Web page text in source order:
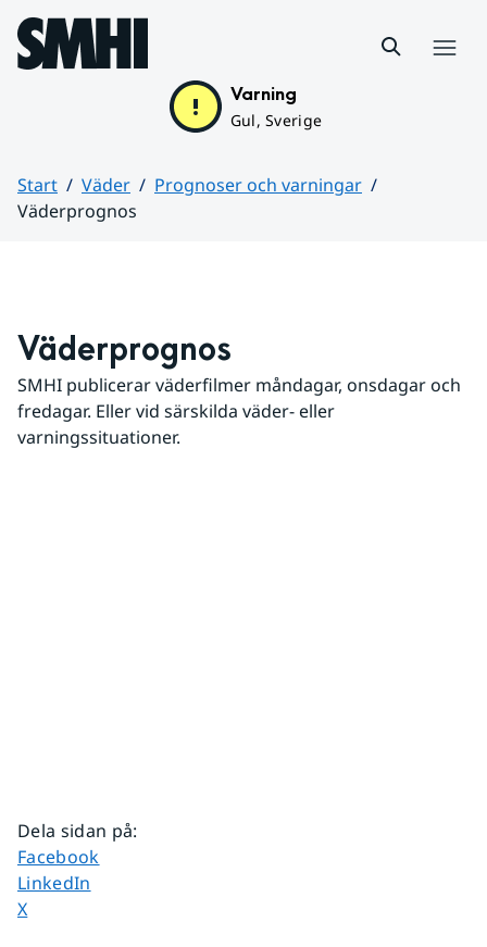
Hoppa till sidans innehåll
Varning
Gul, Sverige
Start Väder
Prognoser och varningar
Väderprognos
Väderprognos
SMHI publicerar väderfilmer måndagar, onsdagar och
fredagar. Eller vid särskilda väder- eller
varningssituationer.
Dela sidan på:
Dela sidan på
Facebook
Dela sidan på
LinkedIn
Dela sidan på
X